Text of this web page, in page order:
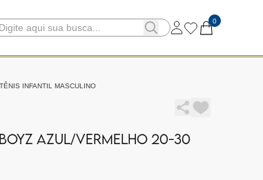
0
TÊNIS INFANTIL MASCULINO
AZUL/VERMELHO 20-30